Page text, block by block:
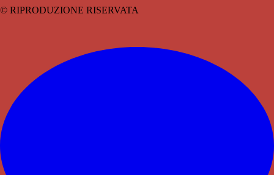
© RIPRODUZIONE RISERVATA